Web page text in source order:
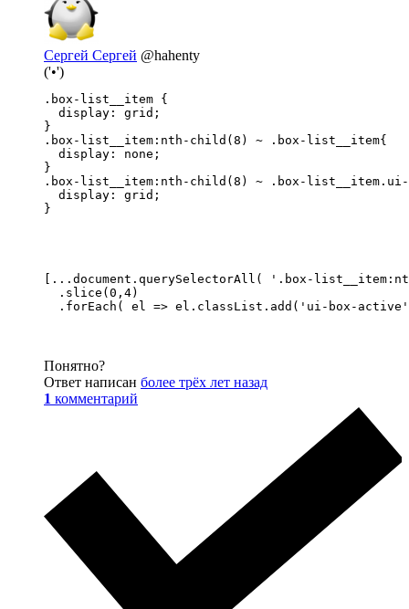
Сергей Сергей @hahenty
('•')
.box-list__item {
  display: grid;
}
.box-list__item:nth-child(8) ~ .box-list__item{
  display: none;
}
.box-list__item:nth-child(8) ~ .box-list__item.ui-
  display: grid;
}
[...document.querySelectorAll( '.box-
  .slice(0,4)
.forEach( el => el.classList.add('ui-box-
Понятно?
Ответ написан более трёх лет назад
1 комментарий